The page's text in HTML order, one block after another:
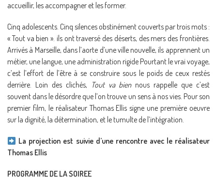
accueillir, les accompagner et les former.
Cinq adolescents. Cinq silences obstinément couverts par trois mots :
« Tout va bien ». ils ont traversé des déserts, des mers des frontières.
Arrivés à Marseille, dans l’aorte d’une ville nouvelle, ils apprennent un
métier, une langue, une administration rigide Pourtant le vrai voyage,
c’est l’effort de l’être à se construire sous le poids de ceux restés
derrière. Loin des clichés, Tout va biennous rappelle que c’est
souvent dans le désordre que l’on trouve un sens à nos vies. Pour son
premier film, le réalisateur Thomas Ellis signe une première oeuvre
sur la dignité, la détermination, et le tumulte de l’intégration.
La projection est suivie d’une rencontre avec le réalisateur
Thomas Ellis
PROGRAMME DE LA SOIREE